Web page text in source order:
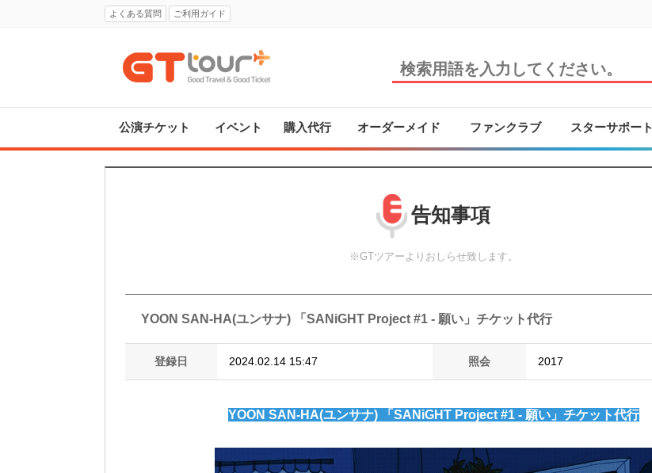
よくある質問 ご利用ガイド
公演チケット イベント 購入代行 オーダーメイド ファンクラブ スターサポート
告知事項
※GTツアーよりおしらせ致します。
YOON SAN-HA(ユンサナ) 「SANiGHT Project #1 - 願い」チケット代行
登録日 2024.02.14 15:47 照会 2017
YOON SAN-HA(ユンサナ) 「SANiGHT Project #1 - 願い」チケット代行